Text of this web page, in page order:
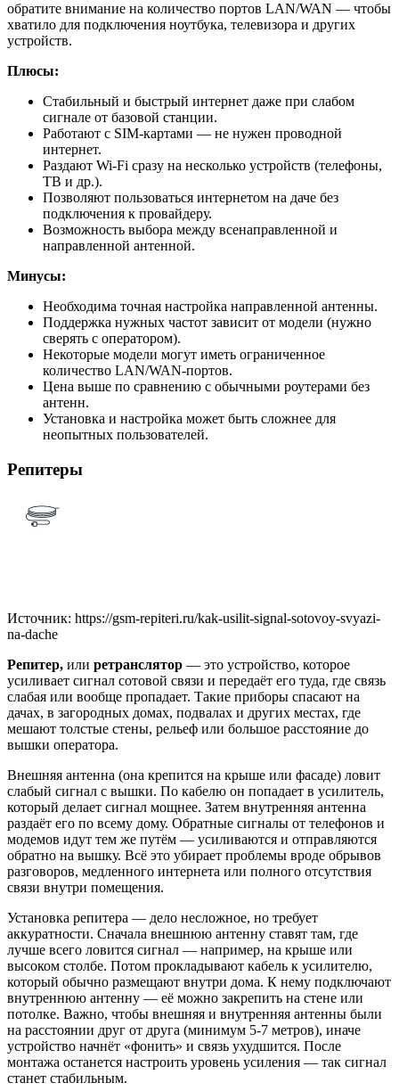
обратите внимание на количество портов LAN/WAN — чтобы
хватило для подключения ноутбука, телевизора и других
устройств.
Плюсы:
Стабильный и быстрый интернет даже при слабом
сигнале от базовой станции.
Работают с SIM-картами — не нужен проводной
интернет.
Раздают Wi-Fi сразу на несколько устройств (телефоны,
ТВ и др.).
Позволяют пользоваться интернетом на даче без
подключения к провайдеру.
Возможность выбора между всенаправленной и
направленной антенной.
Минусы:
Необходима точная настройка направленной антенны.
Поддержка нужных частот зависит от модели (нужно
сверять с оператором).
Некоторые модели могут иметь ограниченное
количество LAN/WAN-портов.
Цена выше по сравнению с обычными роутерами без
антенн.
Установка и настройка может быть сложнее для
неопытных пользователей.
Репитеры
Источник: https://gsm-repiteri.ru/kak-usilit-signal-sotovoy-svyazi-
na-dache
Репитер, или ретранслятор — это устройство, которое
усиливает сигнал сотовой связи и передаёт его туда, где связь
слабая или вообще пропадает. Такие приборы спасают на
дачах, в загородных домах, подвалах и других местах, где
мешают толстые стены, рельеф или большое расстояние до
вышки оператора.
Внешняя антенна (она крепится на крыше или фасаде) ловит
слабый сигнал с вышки. По кабелю он попадает в усилитель,
который делает сигнал мощнее. Затем внутренняя антенна
раздаёт его по всему дому. Обратные сигналы от телефонов и
модемов идут тем же путём — усиливаются и отправляются
обратно на вышку. Всё это убирает проблемы вроде обрывов
разговоров, медленного интернета или полного отсутствия
связи внутри помещения.
Установка репитера — дело несложное, но требует
аккуратности. Сначала внешнюю антенну ставят там, где
лучше всего ловится сигнал — например, на крыше или
высоком столбе. Потом прокладывают кабель к усилителю,
который обычно размещают внутри дома. К нему подключают
внутреннюю антенну — её можно закрепить на стене или
потолке. Важно, чтобы внешняя и внутренняя антенны были
на расстоянии друг от друга (минимум 5-7 метров), иначе
устройство начнёт «фонить» и связь ухудшится. После
монтажа останется настроить уровень усиления — так сигнал
станет стабильным.